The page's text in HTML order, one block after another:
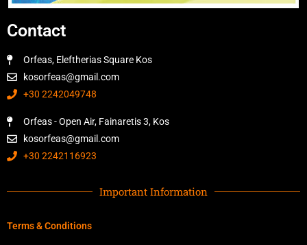
Contact
Orfeas, Eleftherias Square Kos
kosorfeas@gmail.com
+30 2242049748
Orfeas - Open Air, Fainaretis 3, Kos
kosorfeas@gmail.com
+30 2242116923
Important Information
Terms & Conditions